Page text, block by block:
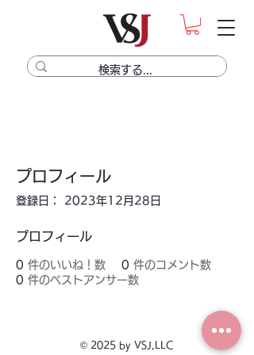
プロフィール
登録日： 2023年12月28日
プロフィール
0 件のいいね！数 0 件のコメント数
0 件のベストアンサー数
© 2025 by VSJ,LLC